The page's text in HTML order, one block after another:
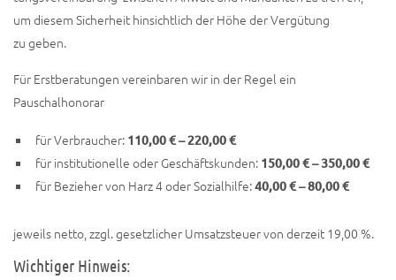
um die­sem Sicher­heit hin­sicht­lich der Höhe der Ver­gü­tung
zu geben.
Für Erst­be­ra­tun­gen ver­ein­ba­ren wir in der Regel ein
Pauschalhonorar
für Ver­brau­cher: 110,00 € – 220,00 €
für insti­tu­tio­nel­le oder Geschäfts­kun­den: 150,00 € – 350,00 €
für Bezie­her von Harz 4 oder Sozi­al­hil­fe:40,00 € – 80,00 €
jeweils net­to, zzgl. gesetz­li­cher Umsatz­steu­er von der­zeit 19,00 %.
Wichtiger Hinweis: